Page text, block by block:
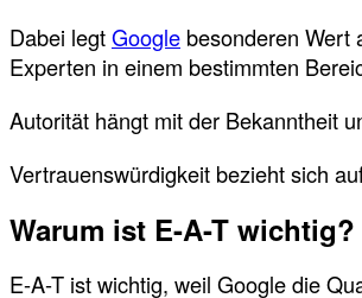
Dabei legtGoogle besonderen Wert
Experten in einem bestimmten
Autorität hängt mit der Bekanntheit
Vertrauenswürdigkeit bezieht sich
Warum ist E-A-T wichtig?
E-A-T ist wichtig, weil Google die